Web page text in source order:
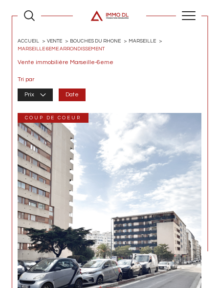
ACCUEIL VENTE BOUCHES DU RHONE
MARSEILLE
MARSEILLE 6EME ARRONDISSEMENT
Vente immobilière Marseille-6eme
Tri par
Prix Date
COUP DE COEUR